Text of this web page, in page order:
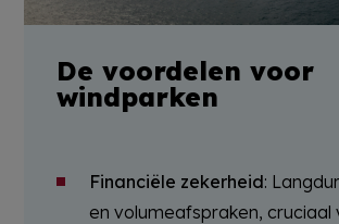
De voordelen voor
windparken
Financiële zekerheid:
en volumeafspraken, cruciaal